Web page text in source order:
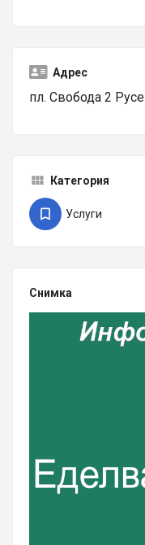
Адрес
пл. Свобода 2 Русе
Категория
Услуги
Снимка